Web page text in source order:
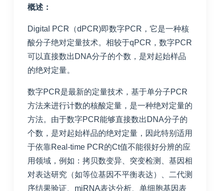
概述：
Digital PCR（dPCR)即数字PCR，它是一种核
酸分子绝对定量技术。相较于qPCR，数字PCR
可以直接数出DNA分子的个数，是对起始样品
的绝对定量。
数字PCR是最新的定量技术，基于单分子PCR
方法来进行计数的核酸定量，是一种绝对定量的
方法。由于数字PCR能够直接数出DNA分子的
个数，是对起始样品的绝对定量，因此特别适用
于依靠Real-time PCR的Ct值不能很好分辨的应
用领域，例如：拷贝数变异、突变检测、基因相
对表达研究（如等位基因不平衡表达）、二代测
序结果验证、miRNA表达分析、单细胞基因表